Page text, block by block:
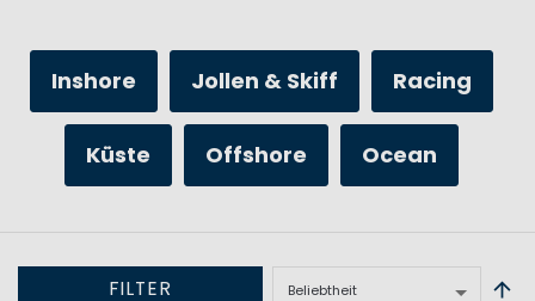
Inshore Jollen & Skiff Racing
Küste Offshore Ocean
FILTER